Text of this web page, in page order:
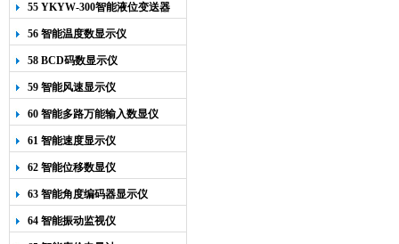
55 YKYW-300智能液位变送器
56 智能温度数显示仪
58 BCD码数显示仪
59 智能风速显示仪
60 智能多路万能输入数显仪
61 智能速度显示仪
62 智能位移数显仪
63 智能角度编码器显示仪
64 智能振动监视仪